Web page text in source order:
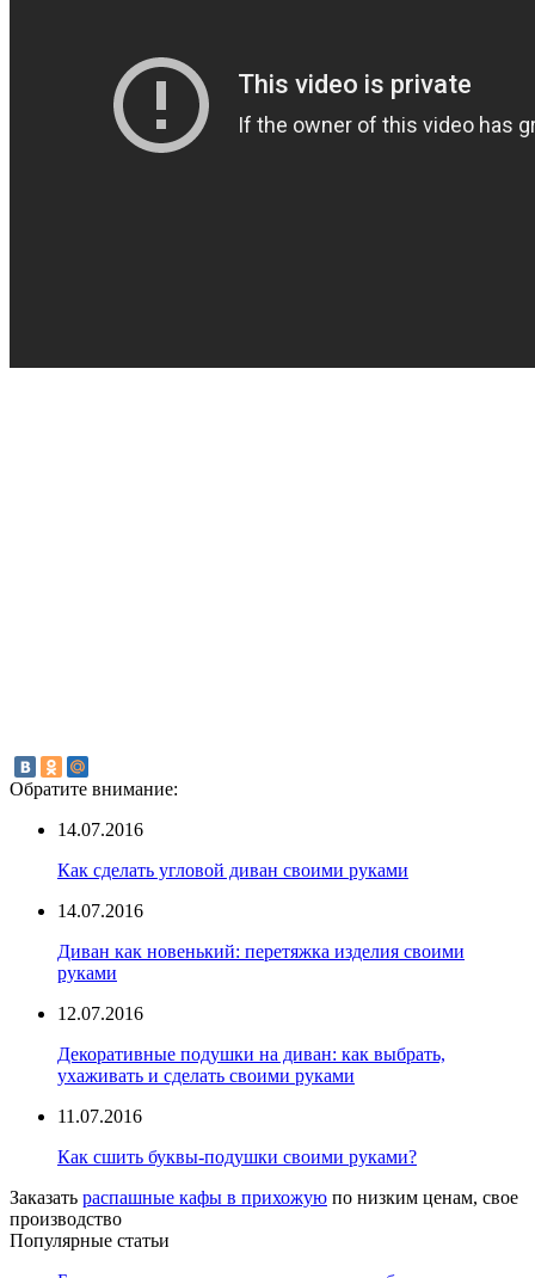
Обратите внимание:
14.07.2016
Как сделать угловой диван своими руками
14.07.2016
Диван как новенький: перетяжка изделия своими
руками
12.07.2016
Декоративные подушки на диван: как выбрать,
ухаживать и сделать своими руками
11.07.2016
Как сшить буквы-подушки своими руками?
Заказать распашные кафы в прихожую по низким ценам, свое
производство
Популярные статьи